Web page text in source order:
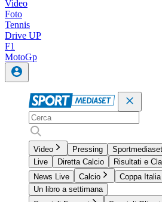
Video
Foto
Tennis
Drive UP
F1
MotoGp
Video Pressing
Live
Diretta Calcio
Risultati e
News Live
Calcio Coppa Italia
Un libro a settimana